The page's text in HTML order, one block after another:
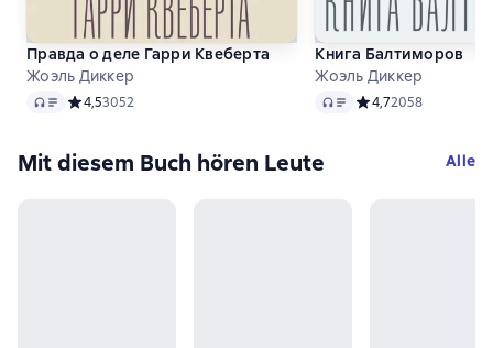
Правда о деле Гарри Квеберта
Жоэль Диккер
Audio Средний рейтинг 4,5 на основе 3052 оценок
4,53052
Книга Балтиморов
Жоэль Диккер
Audio Средний рейтинг
4,72058
Mit diesem Buch hören Leute Alle